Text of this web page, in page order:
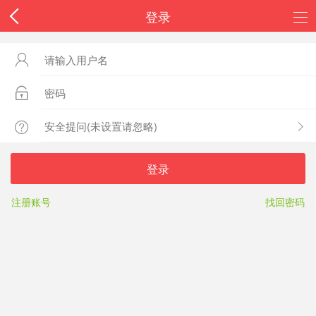
登录



登录
注册账号 找回密码